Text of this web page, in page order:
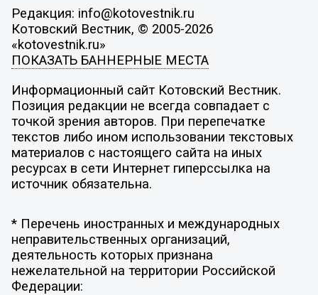
Редакция: info@kotovestnik.ru
Котовский Вестник, © 2005-2026
«kotovestnik.ru»
ПОКАЗАТЬ БАННЕРНЫЕ МЕСТА
Информационный сайт Котовский Вестник.
Позиция редакции не всегда совпадает с
точкой зрения авторов. При перепечатке
текстов либо ином использовании текстовых
материалов с настоящего сайта на иных
ресурсах в сети Интернет гиперссылка на
источник обязательна.
* Перечень иностранных и международных
неправительственных организаций,
деятельность которых признана
нежелательной на территории Российской
Федерации: